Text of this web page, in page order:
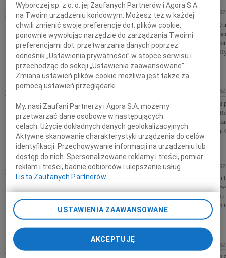
JANUSZ KOŁAKOWSKI 07.06.2011
RZESZÓW
Z głębokim smutkiem i żalem żegnamy Janusza
Kołakowskiego Dyrektora Szpitala w Żurawicy,
wieloletniego pedagoga i samorządowca ziemi
jarosławskiej Rodzinie i Bliskim wyrazy...
07.06.2011
Bóg widzi
mur, Bóg jako
przyjęliśmy
Kołakowskiego
07.06.2011RZESZÓW
Z ogromnym bólem i żalem przyjęliśmy wiadomość
o śmierci Janusza Kołakowskiego Dyrektora Szpitala
Psychiatrycznego w Żurawicy. Pozostanie w naszej
pamięci jako Człowiek...
Z głębokim
Tadeusza Wajdy
wyrazy
Zarządu
03.06.2011RZESZÓW
Naszemu Koledze Pawłowi Wajdzie wyrazy
Lek. med.
współczucia z
Zarząd, Dyrekcja
ANNA NOWAK-KRASOWSKA
Z głębokim
Wyborczej sp. z o. o. jej Zaufanych Partnerów i Agora S.A.
na Twoim urządzeniu końcowym. Możesz też w każdej
chwili zmienić swoje preferencje dot. plików cookie,
ponownie wywołując narzędzie do zarządzania Twoimi
preferencjami dot. przetwarzania danych poprzez
odnośnik „Ustawienia prywatności” w stopce serwisu i
przechodząc do sekcji „Ustawienia zaawansowane”.
Zmiana ustawień plików cookie możliwa jest także za
pomocą ustawień przeglądarki.
My, nasi Zaufani Partnerzy i Agora S.A. możemy
przetwarzać dane osobowe w następujących
celach:Użycie dokładnych danych geolokalizacyjnych.
Aktywne skanowanie charakterystyki urządzenia do celów
identyfikacji. Przechowywanie informacji na urządzeniu lub
dostęp do nich. Spersonalizowane reklamy i treści, pomiar
reklam i treści, badnie odbiorców i ulepszanie usług.
Lista Zaufanych Partnerów
USTAWIENIA ZAAWANSOWANE
AKCEPTUJĘ